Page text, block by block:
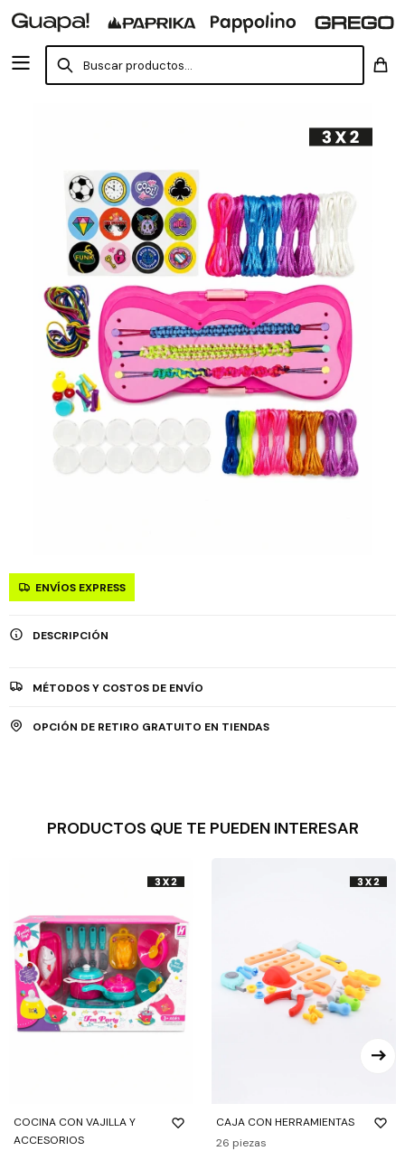
ENVÍOS EXPRESS
DESCRIPCIÓN
MÉTODOS Y COSTOS DE ENVÍO
OPCIÓN DE RETIRO GRATUITO EN TIENDAS
PRODUCTOS QUE TE PUEDEN INTERESAR
COCINA CON VAJILLA Y
ACCESORIOS
CAJA CON HERRAMIENTAS
26 piezas